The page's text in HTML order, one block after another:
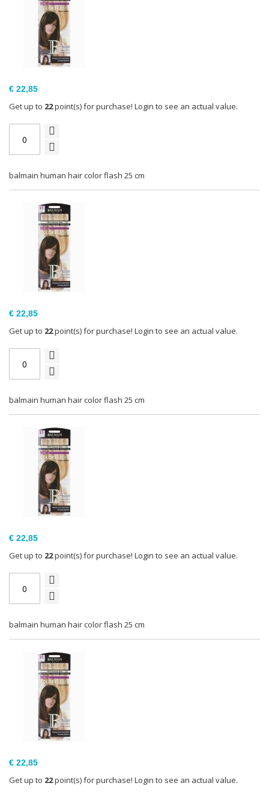
balmain human hair color flash 25 cm
€ 22,85
Get up to 22point(s) for purchase! Login to see an actual value.
balmain human hair color flash 25 cm
€ 22,85
Get up to 22point(s) for purchase! Login to see an actual value.
balmain human hair color flash 25 cm
€ 22,85
Get up to 22point(s) for purchase! Login to see an actual value.
€ 22,85
Get up to 22point(s) for purchase! Login to see an actual value.